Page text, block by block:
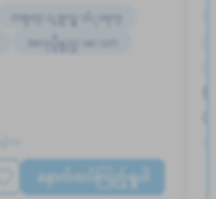
တစ္ပတ္ႏွစ္ရက္မွ သံုးရက္
အလုပ္ခ်ိန္နည္းေသာ
နောက်ထပ်ကြည့်ရှုပါ